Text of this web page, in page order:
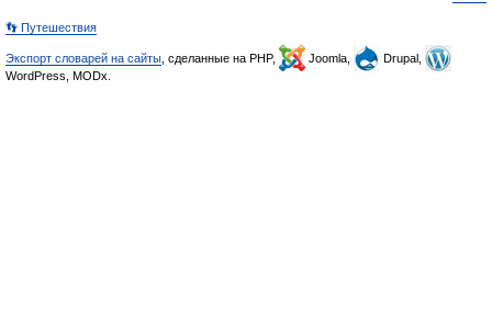
👣 Путешествия
Экспорт словарей на сайты , сделанные на PHP, Joomla,
Drupal,
WordPress, MODx.